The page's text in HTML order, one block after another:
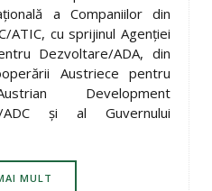
a Companiilor din
ATIC, cu sprijinul Agenţiei
Dezvoltare/ADA, din
Austriece pentru
Austrian Development
ADC şi al Guvernului
MULT